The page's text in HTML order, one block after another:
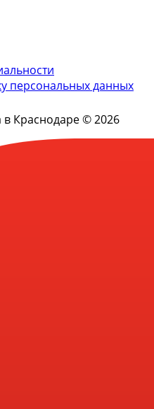
персональных данных
в Краснодаре © 2026